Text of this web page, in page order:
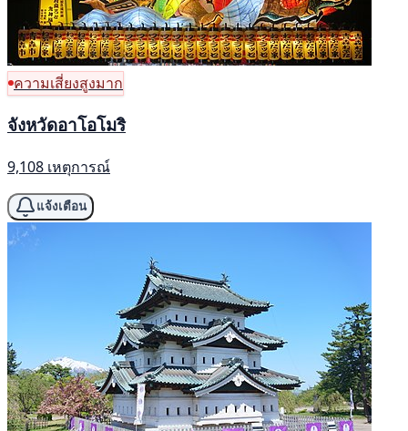
ความเสี่ยงสูงมาก
จังหวัดอาโอโมริ
9,108 เหตุการณ์
แจ้งเตือน